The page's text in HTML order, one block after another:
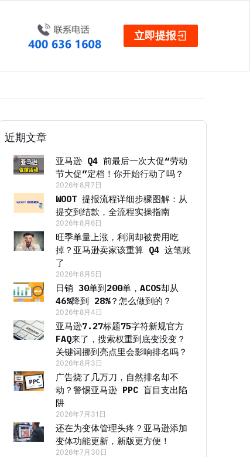
立即提报
近期文章
亚马逊 Q4 前最后一次大促“劳动
节大促”定档！你开始行动了吗？
2026年8月7日
WOOT 提报流程详细步骤图解：从
提交到结款，全流程实操指南
2026年8月6日
旺季单量上涨，利润却被费用吃
掉？亚马逊卖家该重算 Q4 这笔账
了
2026年8月5日
日销 30单到200单，ACOS却从
46%降到 28%？怎么做到的？
2026年8月4日
亚马逊7.27标题75字符新规官方
FAQ来了，搜索权重到底变没变？
关键词挪到亮点里会影响排名吗？
2026年8月3日
广告烧了几万刀，自然排名却不
动？警惕亚马逊 PPC 盲目支出陷
阱
2026年7月31日
还在为变体管理头疼？亚马逊添加
变体功能更新，新版更方便！
2026年7月30日